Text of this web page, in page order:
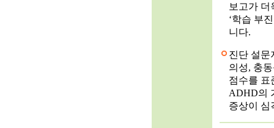
보고가 더
‘학습 부
니다.
진단 설문
의성, 충
점수를 표
ADHD의
증상이 심